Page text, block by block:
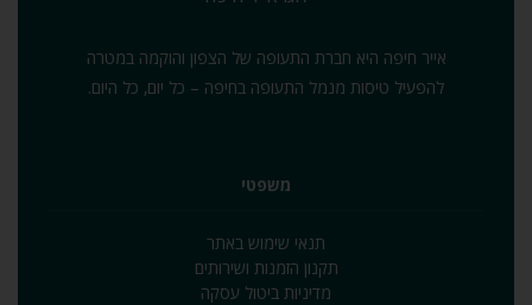
אייר חיפה היא חברת התעופה של הצפון והוקמה במטרה
להפעיל טיסות מנמל התעופה בחיפה – כל יום‚ כל היום.
משפטי
תנאי שימוש באתר
תקנון הזמנות ושירותים
מדיניות ביטול עסקה